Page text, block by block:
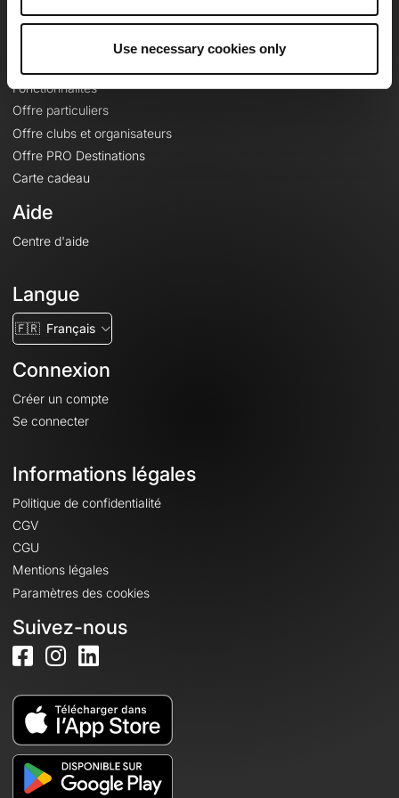
Use necessary cookies only
Fonctionnalités
Offre particuliers
Offre clubs et organisateurs
Offre PRO Destinations
Carte cadeau
Aide
Centre d'aide
Langue
🇫🇷 Français
Connexion
Créer un compte
Se connecter
Informations légales
Politique de confidentialité
CGV
CGU
Mentions légales
Paramètres des cookies
Suivez-nous